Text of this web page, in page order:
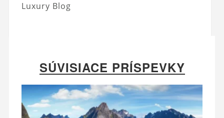
Luxury Blog
SÚVISIACE PRÍSPEVKY